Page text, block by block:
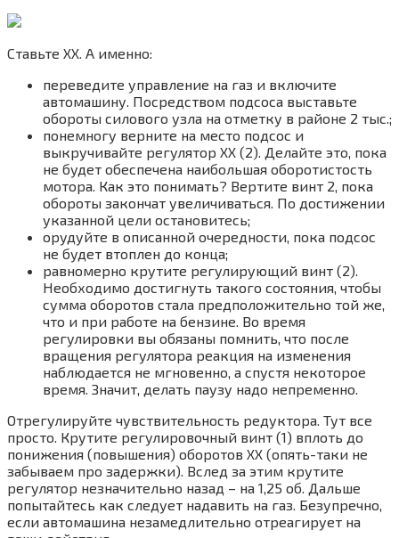
Ставьте ХХ. А именно:
переведите управление на газ и включите
автомашину. Посредством подсоса выставьте
обороты силового узла на отметку в районе 2 тыс.;
понемногу верните на место подсос и
выкручивайте регулятор ХХ (2). Делайте это, пока
не будет обеспечена наибольшая оборотистость
мотора. Как это понимать? Вертите винт 2, пока
обороты закончат увеличиваться. По достижении
указанной цели остановитесь;
орудуйте в описанной очередности, пока подсос
не будет втоплен до конца;
равномерно крутите регулирующий винт (2).
Необходимо достигнуть такого состояния, чтобы
сумма оборотов стала предположительно той же,
что и при работе на бензине. Во время
регулировки вы обязаны помнить, что после
вращения регулятора реакция на изменения
наблюдается не мгновенно, а спустя некоторое
время. Значит, делать паузу надо непременно.
Отрегулируйте чувствительность редуктора. Тут все
просто. Крутите регулировочный винт (1) вплоть до
понижения (повышения) оборотов ХХ (опять-таки не
забываем про задержки). Вслед за этим крутите
регулятор незначительно назад – на 1,25 об. Дальше
попытайтесь как следует надавить на газ. Безупречно,
если автомашина незамедлительно отреагирует на